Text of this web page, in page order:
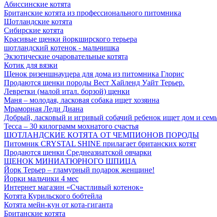
Абиссинские котята
Британские котята из профессионального питомника
Шотландские котята
Сибирские котята
Красивые щенки йоркширского терьера
шотландский котенок - мальчишка
Экзотические очаровательные котята
Котик для вязки
Щенок ризеншнауцера для дома из питомника Глорис
Продаются щенки породы Вест Хайленд Уайт Терьер.
Левретки (малой итал. борзой) щенки
Маня – молодая, ласковая собака ищет хозяина
Мраморная Леди Диана
Добрый, ласковый и игривый собачий ребенок ищет дом и
Тесса – 30 килограмм мохнатого счастья
ШОТЛАНДСКИЕ КОТЯТА ОТ ЧЕМПИОНОВ ПОРОДЫ
Питомник CRYSTAL SHINE прилагает британских котят
Продаются щенки Среднеазиатской овчарки
ЩЕНОК МИНИАТЮРНОГО ШПИЦА
Йорк Терьер – гламурный подарок женщине!
Йорки мальчики 4 мес
Интернет магазин «Счастливый котенок»
Котята Курильского бобтейла
Котята мейн-кун от кота-гиганта
Британские котята